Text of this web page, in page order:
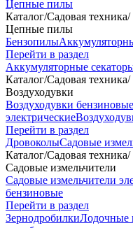
Цепные пилы
Каталог/Садовая техника/
Цепные пилы
Бензопилы
Перейти в раздел
Аккумуляторные
Каталог/Садовая техника/
Воздуходувки
Воздуходувки бензиновые
электрические
Перейти в раздел
ДровоколыСадовые
Каталог/Садовая техника/
Садовые измельчители
Садовые измельчители
бензиновые
Перейти в раздел
ЗернодробилкиЛодочные